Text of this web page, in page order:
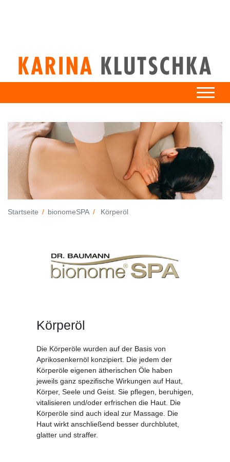
Startseite bionomeSPA Körperöl
Körperöl
Die Körperöle wurden auf der Basis von
Aprikosenkernöl konzipiert. Die jedem der
Körperöle eigenen ätherischen Öle haben
jeweils ganz spezifische Wirkungen auf Haut,
Körper, Seele und Geist. Sie pflegen, beruhigen,
vitalisieren und/oder erfrischen die Haut. Die
Körperöle sind auch ideal zur Massage. Die
Haut wirkt anschließend besser durchblutet,
glatter und straffer.